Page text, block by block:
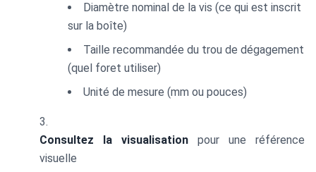
Diamètre nominal de la vis (ce qui est inscrit
sur la boîte)
Taille recommandée du trou de dégagement
(quel foret utiliser)
Unité de mesure (mm ou pouces)
Consultez la visualisation pour une référence
visuelle